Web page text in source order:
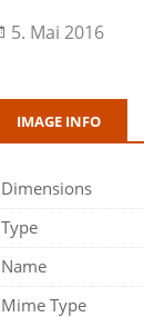
5. Mai 2016
IMAGE INFO
Dimensions
Type
Name
Mime Type